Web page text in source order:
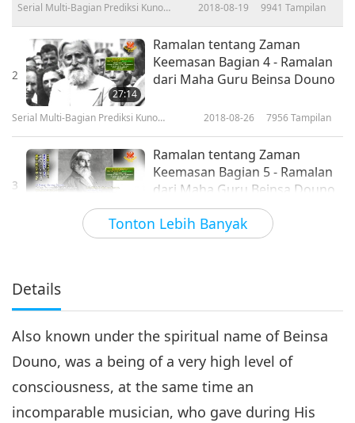
Tonton Lebih Banyak
Serial Multi-Bagian Prediksi Kuno
2018-08-19 9941 Tampilan
2
27:14
Ramalan tentang Zaman
Keemasan Bagian 4 - Ramalan
dari Maha Guru Beinsa Douno
Serial Multi-Bagian Prediksi Kuno
2018-08-26 7956Tampilan
3
Ramalan tentang Zaman
Keemasan Bagian 5 - Ramalan
dari Maha Guru Beinsa Douno
Serial Multi-Bagian Prediksi Kuno
tentang Planet Kita
2018-09-02 10101
Details
Also known under the spiritual name of Beinsa
Douno, was a being of a very high level of
consciousness, at the same time an
incomparable musician, who gave during His